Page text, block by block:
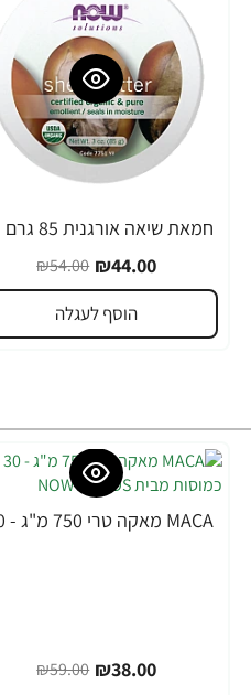
-19%
₪44.00
₪54.00
הוסף לעגלה
-36%
₪38.00
₪59.00